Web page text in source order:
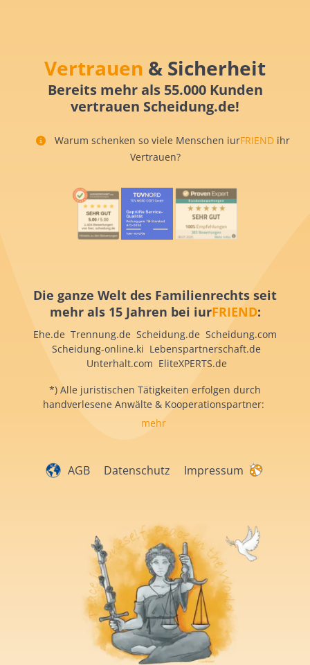
Vertrauen & Sicherheit
Bereits mehr als 55.000 Kunden
vertrauen Scheidung.de!
Warum schenken so viele Menschen iurFRIEND ihr
Vertrauen?
Die ganze Welt des Familienrechts seit
mehr als 15 Jahren bei iurFRIEND:
Ehe.de Trennung.de Scheidung.de Scheidung.com
Scheidung-online.ki Lebenspartnerschaft.de
Unterhalt.com EliteXPERTS.de
*) Alle juristischen Tätigkeiten erfolgen durch
handverlesene Anwälte & Kooperationspartner:
mehr
AGB Datenschutz Impressum